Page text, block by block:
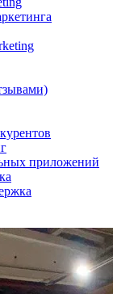
приложений